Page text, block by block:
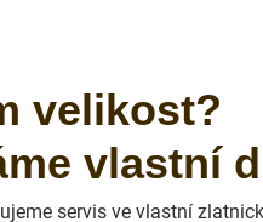
velikost?
vlastní
servis ve vlastní